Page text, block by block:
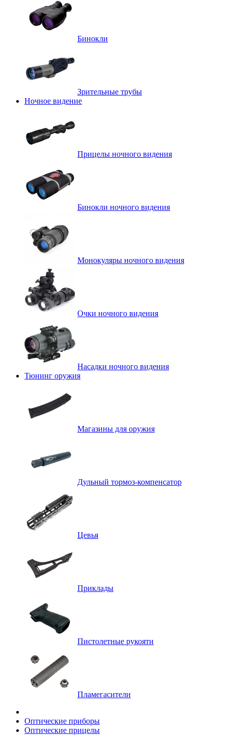
Бинокли
Зрительные трубы
Ночное видение
Прицелы ночного видения
Бинокли ночного видения
Монокуляры ночного видения
Очки ночного видения
Насадки ночного видения
Тюнинг оружия
Магазины для оружия
Дульный тормоз-компенсатор
Цевья
Приклады
Пистолетные рукояти
Пламегасители
Оптические приборы
Оптические прицелы